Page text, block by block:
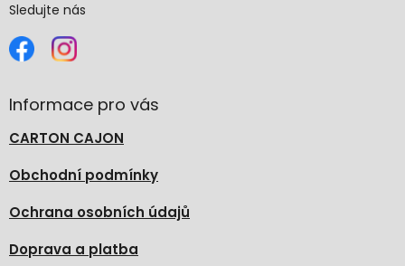
Sledujte nás
Informace pro vás
CARTON CAJON
Obchodní podmínky
Ochrana osobních údajů
Doprava a platba